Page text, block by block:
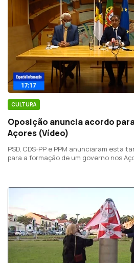
CULTURA
Oposição anuncia acordo
Açores (Vídeo)
PSD, CDS-PP e PPM anunciaram esta
para a formação de um governo nos